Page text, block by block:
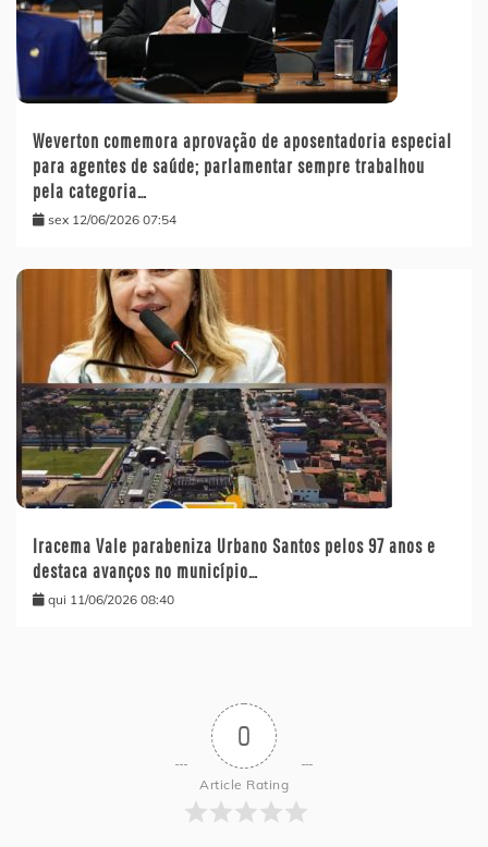
Weverton comemora aprovação de aposentadoria especial
para agentes de saúde; parlamentar sempre trabalhou
pela categoria…
sex 12/06/2026 07:54
Iracema Vale parabeniza Urbano Santos pelos 97 anos e
destaca avanços no município…
qui 11/06/2026 08:40
0
Article Rating